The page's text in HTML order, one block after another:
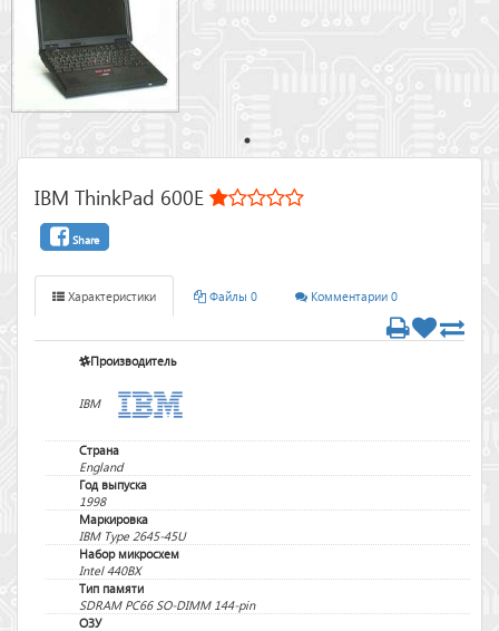
IBM ThinkPad 600E
Share
Характеристики Файлы 0 Комментарии 0
Производитель
IBM
Страна
England
Год выпуска
1998
Маркировка
IBM Type 2645-45U
Набор микросхем
Intel 440BX
Тип памяти
SDRAM PC66 SO-DIMM 144-pin
ОЗУ